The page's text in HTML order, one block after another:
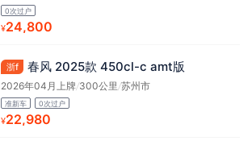
0次过户
¥24,800
浙f 春风 2025款 450cl-c amt版
2026年04月上牌/300公里 /苏州市
准新车 0次过户
¥22,980